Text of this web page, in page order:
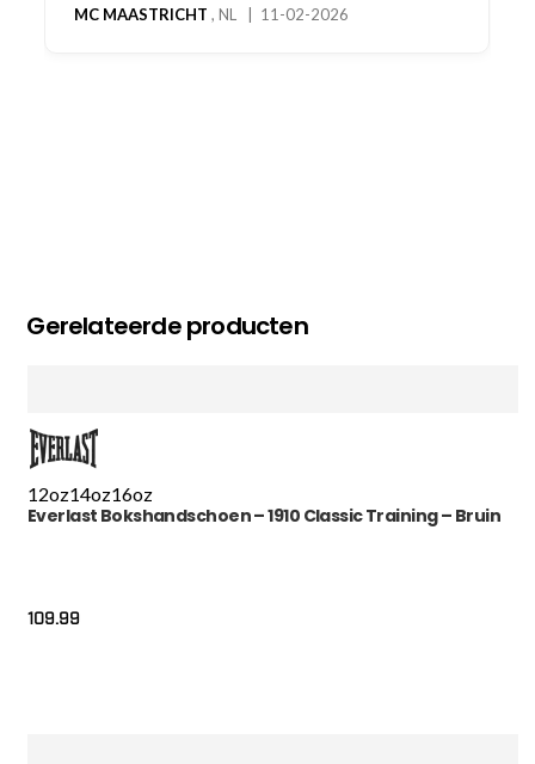
MC MAASTRICHT , NL | 11-02-2026
Gerelateerde producten
12oz14oz16oz
Everlast Bokshandschoen – 1910 Classic Training – Bruin
109.99